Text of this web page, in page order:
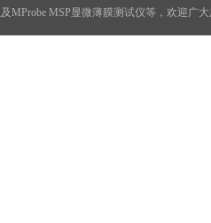
MProbe MSP显微薄膜测试仪等，欢迎广大